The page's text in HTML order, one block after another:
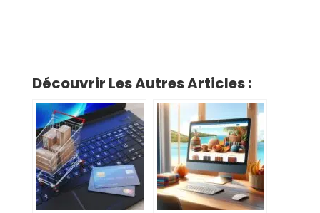
Découvrir Les Autres Articles :